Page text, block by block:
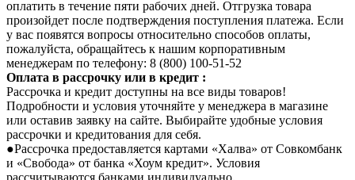
оплатить в течение пяти рабочих дней. Отгрузка товара
произойдет после подтверждения поступления платежа. Если
у вас появятся вопросы относительно способов оплаты,
пожалуйста, обращайтесь к нашим корпоративным
менеджерам по телефону: 8 (800) 100-51-52
Оплата в рассрочку или в кредит :
Рассрочка и кредит доступны на все виды товаров!
Подробности и условия уточняйте у менеджера в магазине
или оставив заявку на сайте. Выбирайте удобные условия
рассрочки и кредитования для себя.
●Рассрочка предоставляется картами «Халва» от Совкомбанк
и «Свобода» от банка «Хоум кредит». Условия
рассчитываются банками индивидуально.